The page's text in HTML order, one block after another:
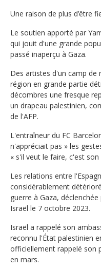
Une raison de plus d’être
Le soutien apporté par
qui jouit d'une grande
passé inaperçu à Gaza.
Des artistes d'un camp de
région en grande partie
décombres une fresque
un drapeau palestinien,
de l'AFP.
L'entraîneur du FC
n'appréciait pas » les
« s'il veut le faire, c'est son
Les relations entre
considérablement
guerre à Gaza,
Israël le 7 octobre 2023.
Israël a rappelé son
reconnu l'État palestinien
officiellement rappelé son
en mars.